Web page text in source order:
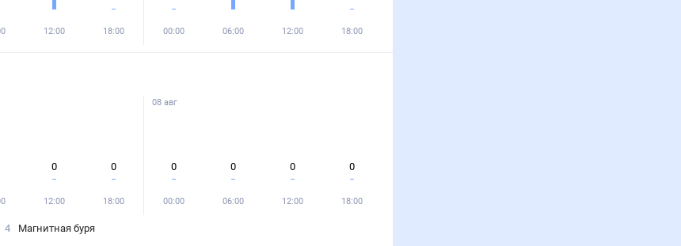
12:00 18:00 00:00 06:00 12:00 18:00
0
12:00
0
18:00
08 авг
0
00:00
0
06:00
0
12:00
0
18:00
4
Магнитная буря